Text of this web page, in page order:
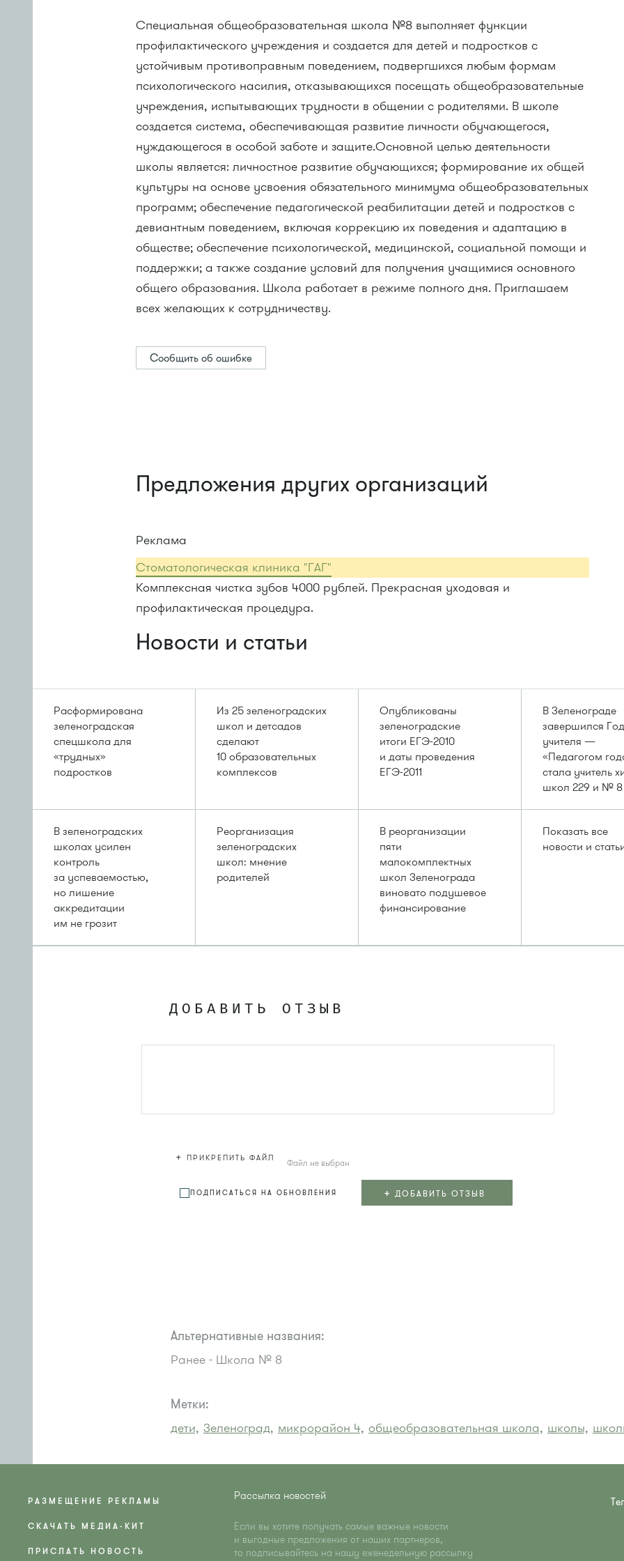
Специальная общеобразовательная школа №8 выполняет функции
профилактического учреждения и создается для детей и подростков с
устойчивым противоправным поведением, подвергшихся любым формам
психологического насилия, отказывающихся посещать общеобразовательные
учреждения, испытывающих трудности в общении с родителями. В школе
создается система, обеспечивающая развитие личности обучающегося,
нуждающегося в особой заботе и защите.Основной целью деятельности
школы является: личностное развитие обучающихся; формирование их общей
культуры на основе усвоения обязательного минимума общеобразовательных
программ; обеспечение педагогической реабилитации детей и подростков с
девиантным поведением, включая коррекцию их поведения и адаптацию в
обществе; обеспечение психологической, медицинской, социальной помощи и
поддержки; а также создание условий для получения учащимися основного
общего образования. Школа работает в режиме полного дня. Приглашаем
всех желающих к сотрудничеству.
Сообщить об ошибке
Предложения других организаций
Реклама
Стоматологическая клиника "ГАГ"
Комплексная чистка зубов 4000 рублей. Прекрасная уходовая и
профилактическая процедура.
Новости и статьи
Расформирована
зеленоградская
спецшкола для
«трудных»
подростков
Из 25 зеленоградских
школ и детсадов
сделают
10 образовательных
комплексов
Опубликованы
зеленоградские
итоги ЕГЭ-2010
и даты проведения
ЕГЭ-2011
В Зеленограде
завершился Год
учителя —
«Педагогом
стала учитель
школ 229 и № 8
В зеленоградских
школах усилен
контроль
за успеваемостью,
но лишение
аккредитации
им не грозит
Реорганизация
зеленоградских
школ: мнение
родителей
В реорганизации
пяти
малокомплектных
школ Зеленограда
виновато подушевое
финансирование
Показать все
новости и
ДОБАВИТЬ ОТЗЫВ
+ ПРИКРЕПИТЬ ФАЙЛ Файл не выбран
ПОДПИСАТЬСЯ НА ОБНОВЛЕНИЯ + ДОБАВИТЬ ОТЗЫВ
Альтернативные названия:
Ранее - Школа № 8
Метки:
дети, Зеленоград, микрорайон 4, общеобразовательная школа, школы,
РАЗМЕЩЕНИЕ РЕКЛАМЫ
СКАЧАТЬ МЕДИА-КИТ
ПРИСЛАТЬ НОВОСТЬ
Рассылка новостей
Если вы хотите получать самые важные новости
и выгодные предложения от наших партнеров,
то подписывайтесь на нашу еженедельную рассылку